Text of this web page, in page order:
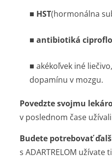
■ HST(hormonálna
■ antibiotiká
■ akékoľvek iné
dopamínu v mozgu.
Povedzte svojmu
v poslednom čase
Budete potrebovať
s ADARTRELOM užívate